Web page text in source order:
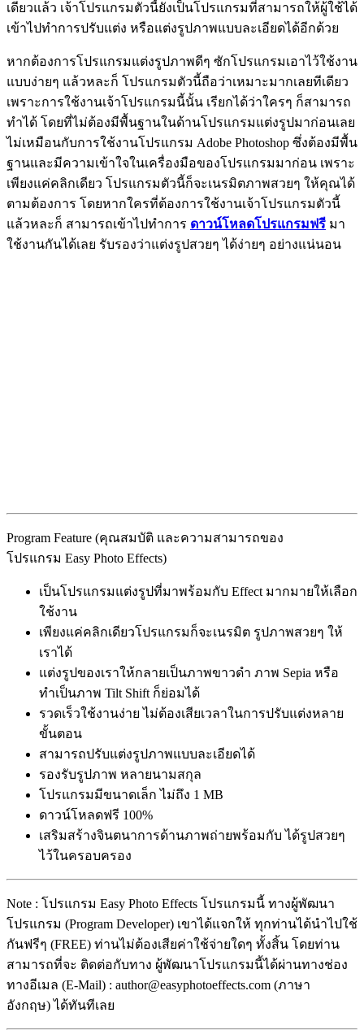
เดียวแล้ว เจ้าโปรแกรมตัวนี้ยังเป็นโปรแกรมที่สามารถให้ผู้ใช้ได้
เข้าไปทำการปรับแต่ง หรือแต่งรูปภาพแบบละเอียดได้อีกด้วย
หากต้องการโปรแกรมแต่งรูปภาพดีๆ ซักโปรแกรมเอาไว้ใช้งาน
แบบง่ายๆ แล้วหละก็ โปรแกรมตัวนี้ถือว่าเหมาะมากเลยทีเดียว
เพราะการใช้งานเจ้าโปรแกรมนี้นั้น เรียกได้ว่าใครๆ ก็สามารถ
ทำได้ โดยที่ไม่ต้องมีพื้นฐานในด้านโปรแกรมแต่งรูปมาก่อนเลย
ไม่เหมือนกับการใช้งานโปรแกรม Adobe Photoshop ซึ่งต้องมีพื้น
ฐานและมีความเข้าใจในเครื่องมือของโปรแกรมมาก่อน เพราะ
เพียงแค่คลิกเดียว โปรแกรมตัวนี้ก็จะเนรมิตภาพสวยๆ ให้คุณได้
ตามต้องการ โดยหากใครที่ต้องการใช้งานเจ้าโปรแกรมตัวนี้
แล้วหละก็ สามารถเข้าไปทำการ ดาวน์โหลดโปรแกรมฟรี มา
ใช้งานกันได้เลย รับรองว่าแต่งรูปสวยๆ ได้ง่ายๆ อย่างแน่นอน
Program Feature (คุณสมบัติ และความสามารถของ
โปรแกรม Easy Photo Effects)
เป็นโปรแกรมแต่งรูปที่มาพร้อมกับ Effect มากมายให้เลือก
ใช้งาน
เพียงแค่คลิกเดียวโปรแกรมก็จะเนรมิต รูปภาพสวยๆ ให้
เราได้
แต่งรูปของเราให้กลายเป็นภาพขาวดำ ภาพ Sepia หรือ
ทำเป็นภาพ Tilt Shift ก็ย่อมได้
รวดเร็วใช้งานง่าย ไม่ต้องเสียเวลาในการปรับแต่งหลาย
ขั้นตอน
สามารถปรับแต่งรูปภาพแบบละเอียดได้
รองรับรูปภาพ หลายนามสกุล
โปรแกรมมีขนาดเล็ก ไม่ถึง 1 MB
ดาวน์โหลดฟรี 100%
เสริมสร้างจินตนาการด้านภาพถ่ายพร้อมกับ ได้รูปสวยๆ
ไว้ในครอบครอง
Note : โปรแกรม Easy Photo Effects โปรแกรมนี้ ทางผู้พัฒนา
โปรแกรม (Program Developer) เขาได้แจกให้ ทุกท่านได้นำไปใช้
กันฟรีๆ (FREE) ท่านไม่ต้องเสียค่าใช้จ่ายใดๆ ทั้งสิ้น โดยท่าน
สามารถที่จะ ติดต่อกับทาง ผู้พัฒนาโปรแกรมนี้ได้ผ่านทางช่อง
ทางอีเมล (E-Mail) : author@easyphotoeffects.com (ภาษา
อังกฤษ) ได้ทันทีเลย